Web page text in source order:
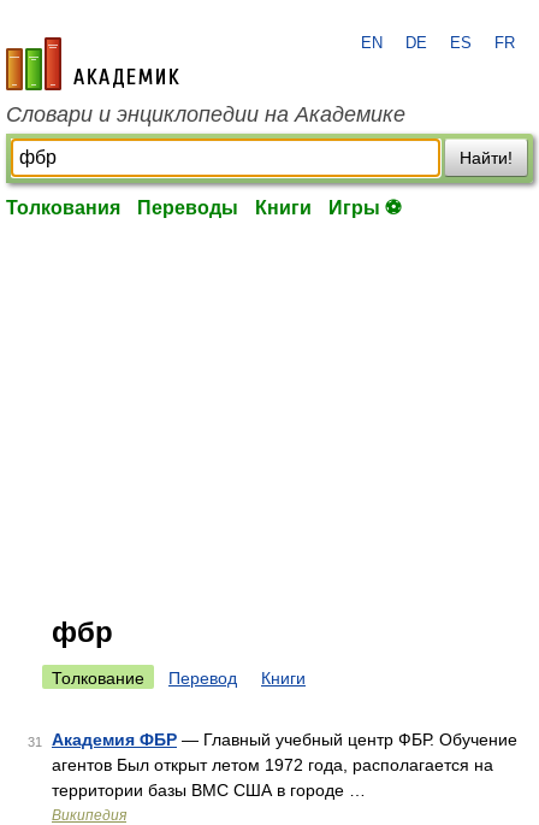
academic.ru
EN DE ES FR
Словари и энциклопедии на Академике
Найти!
Толкования Переводы Книги Игры ⚽
фбр
Толкование Перевод Книги
31 Академия ФБР — Главный учебный центр ФБР. Обучение
агентов Был открыт летом 1972 года, располагается на
территории базы ВМС США в городе …
Википедия